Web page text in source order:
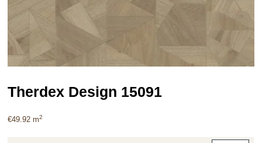
Therdex Design 15091
€49.92 m2